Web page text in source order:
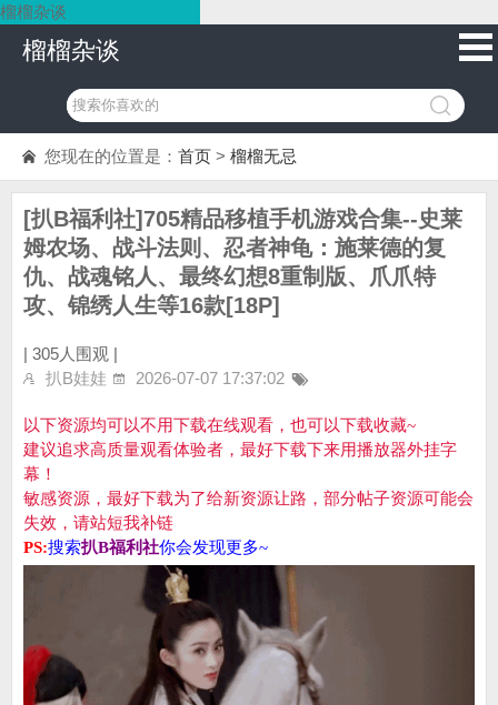
榴榴杂谈
榴榴杂谈
您现在的位置是： 首页 > 榴榴无忌
[扒B福利社]705精品移植手机游戏合集--史莱
姆农场、战斗法则、忍者神龟：施莱德的复
仇、战魂铭人、最终幻想8重制版、爪爪特
攻、锦绣人生等16款[18P]
| 305人围观 |
扒B娃娃
2026-07-07 17:37:02
以下资源均可以不用下载在线观看，也可以下载收藏~
建议追求高质量观看体验者，最好下载下来用播放器外挂字
幕！
敏感资源，最好下载为了给新资源让路，部分帖子资源可能会
失效，请站短我补链
PS:搜索扒B福利社你会发现更多~